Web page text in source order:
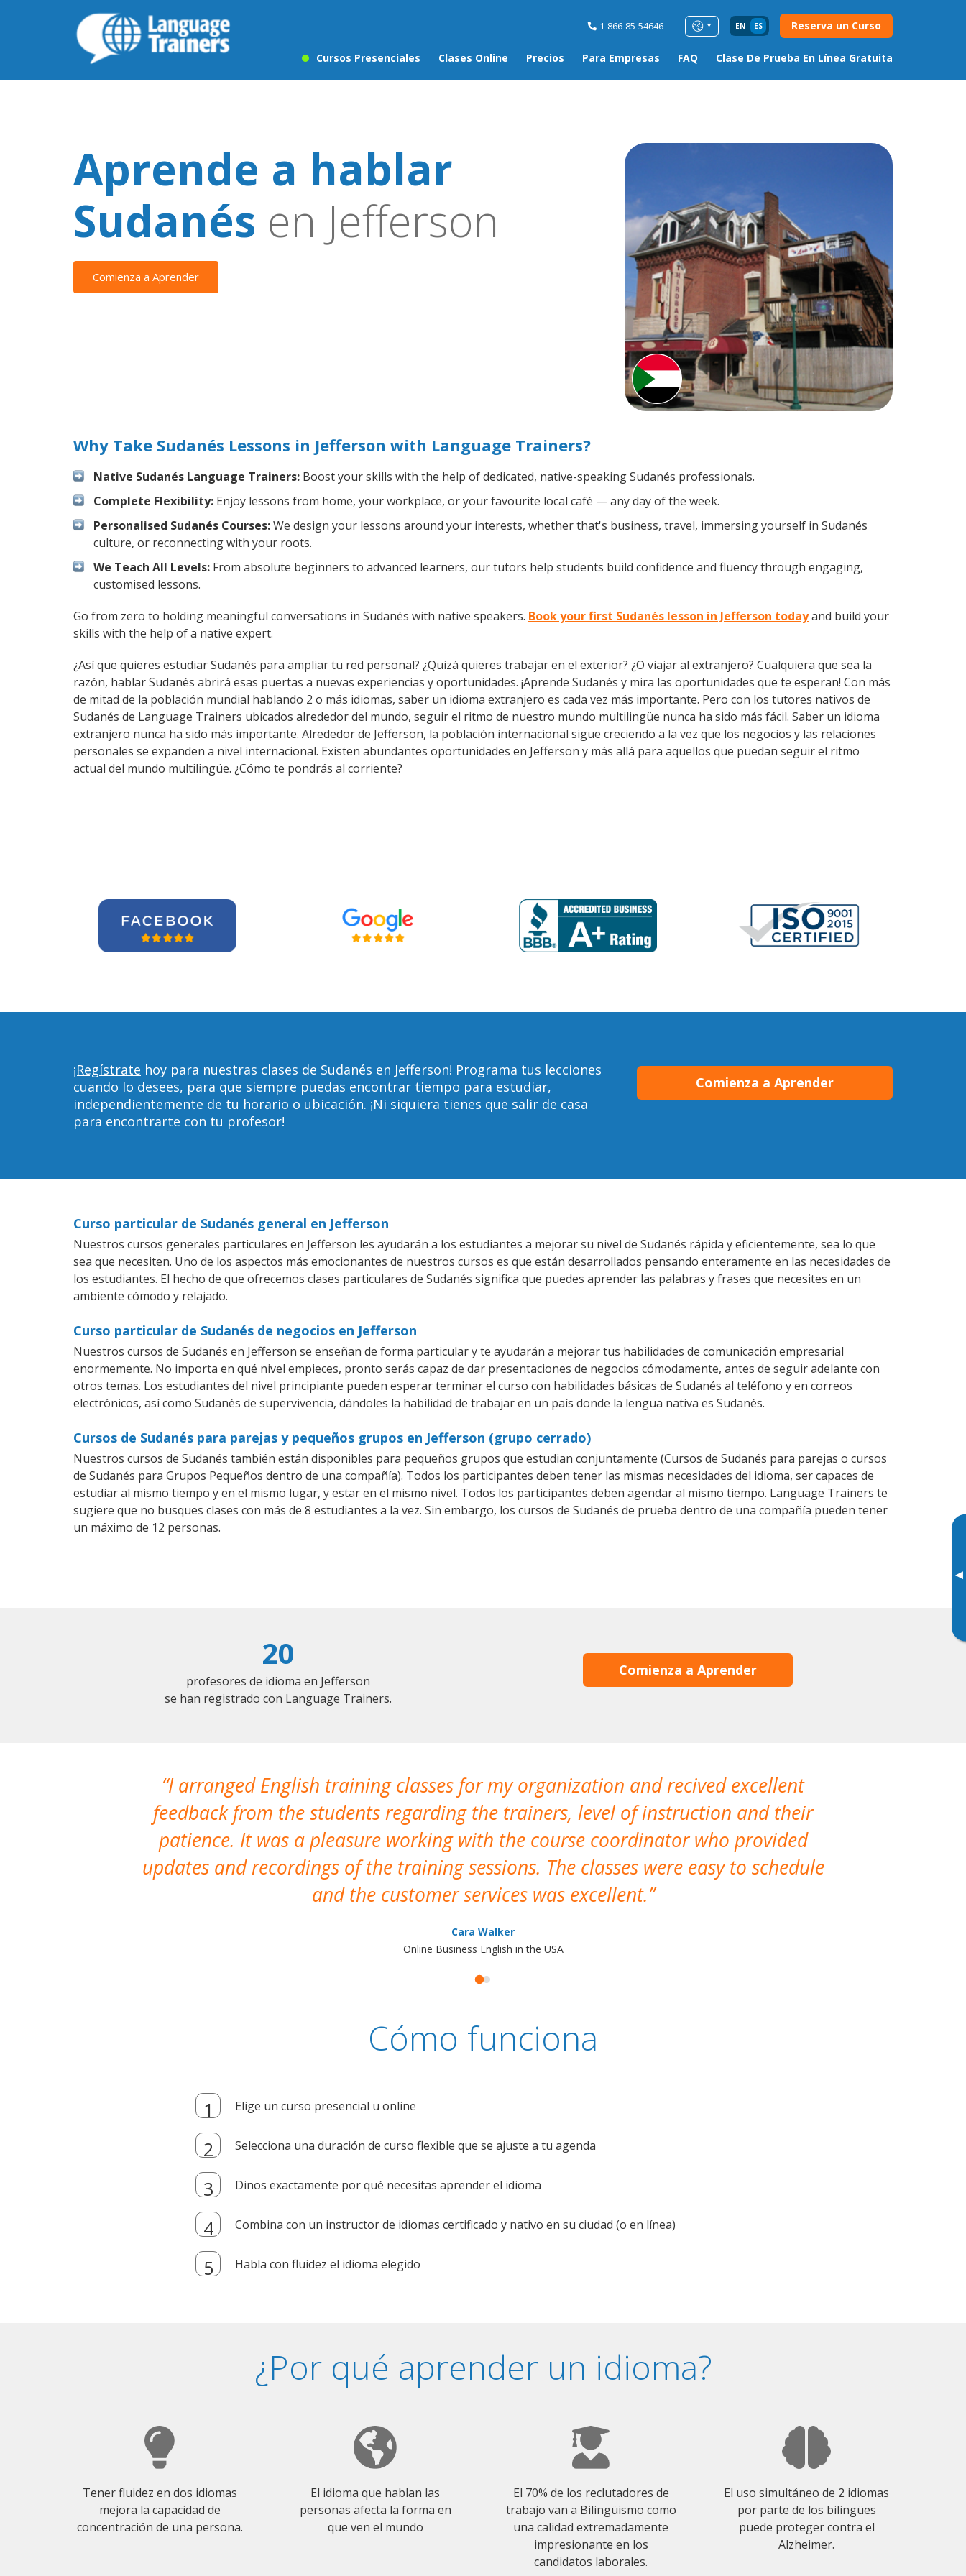
1-866-85-54646 EN ES Reserva un Curso
Cursos Presenciales Clases Online Precios Para Empresas FAQ Clase De Prueba En Línea Gratuita
▸
Aprende a hablar
Sudanés en Jefferson
Comienza a Aprender
Why Take Sudanés Lessons in Jefferson with Language Trainers?
Native Sudanés Language Trainers: Boost your skills with the help of dedicated, native-speaking Sudanés professionals.
Complete Flexibility: Enjoy lessons from home, your workplace, or your favourite local café — any day of the week.
Personalised Sudanés Courses:We design your lessons around your interests, whether that's business, travel, immersing yourself in Sudanés
culture, or reconnecting with your roots.
We Teach All Levels: From absolute beginners to advanced learners, our tutors help students build confidence and fluency through engaging,
customised lessons.
Go from zero to holding meaningful conversations in Sudanés with native speakers. Book your first Sudanés lesson in Jefferson todayand build your
skills with the help of a native expert.
¿Así que quieres estudiar Sudanés para ampliar tu red personal? ¿Quizá quieres trabajar en el exterior? ¿O viajar al extranjero? Cualquiera que sea la
razón, hablar Sudanés abrirá esas puertas a nuevas experiencias y oportunidades. ¡Aprende Sudanés y mira las oportunidades que te esperan! Con más
de mitad de la población mundial hablando 2 o más idiomas, saber un idioma extranjero es cada vez más importante. Pero con los tutores nativos de
Sudanés de Language Trainers ubicados alrededor del mundo, seguir el ritmo de nuestro mundo multilingüe nunca ha sido más fácil. Saber un idioma
extranjero nunca ha sido más importante. Alrededor de Jefferson, la población internacional sigue creciendo a la vez que los negocios y las relaciones
personales se expanden a nivel internacional. Existen abundantes oportunidades en Jefferson y más allá para aquellos que puedan seguir el ritmo
actual del mundo multilingüe. ¿Cómo te pondrás al corriente?
¡Regístrate hoy para nuestras clases de Sudanés en Jefferson! Programa tus lecciones
cuando lo desees, para que siempre puedas encontrar tiempo para estudiar,
independientemente de tu horario o ubicación. ¡Ni siquiera tienes que salir de casa
para encontrarte con tu profesor!
Comienza a Aprender
Curso particular de Sudanés general en Jefferson
Nuestros cursos generales particulares en Jefferson les ayudarán a los estudiantes a mejorar su nivel de Sudanés rápida y eficientemente, sea lo que
sea que necesiten. Uno de los aspectos más emocionantes de nuestros cursos es que están desarrollados pensando enteramente en las necesidades de
los estudiantes. El hecho de que ofrecemos clases particulares de Sudanés significa que puedes aprender las palabras y frases que necesites en un
ambiente cómodo y relajado.
Curso particular de Sudanés de negocios en Jefferson
Nuestros cursos de Sudanés en Jefferson se enseñan de forma particular y te ayudarán a mejorar tus habilidades de comunicación empresarial
enormemente. No importa en qué nivel empieces, pronto serás capaz de dar presentaciones de negocios cómodamente, antes de seguir adelante con
otros temas. Los estudiantes del nivel principiante pueden esperar terminar el curso con habilidades básicas de Sudanés al teléfono y en correos
electrónicos, así como Sudanés de supervivencia, dándoles la habilidad de trabajar en un país donde la lengua nativa es Sudanés.
Cursos de Sudanés para parejas y pequeños grupos en Jefferson (grupo cerrado)
Nuestros cursos de Sudanés también están disponibles para pequeños grupos que estudian conjuntamente (Cursos de Sudanés para parejas o cursos
de Sudanés para Grupos Pequeños dentro de una compañía). Todos los participantes deben tener las mismas necesidades del idioma, ser capaces de
estudiar al mismo tiempo y en el mismo lugar, y estar en el mismo nivel. Todos los participantes deben agendar al mismo tiempo. Language Trainers te
sugiere que no busques clases con más de 8 estudiantes a la vez. Sin embargo, los cursos de Sudanés de prueba dentro de una compañía pueden tener
un máximo de 12 personas.
20
profesores de idioma en Jefferson
se han registrado con Language Trainers.
Comienza a Aprender
I arranged English training classes for my organization and recived excellent
feedback from the students regarding the trainers, level of instruction and their
patience. It was a pleasure working with the course coordinator who provided
updates and recordings of the training sessions. The classes were easy to schedule
and the customer services was excellent.
Cara Walker
Online Business English in the USA
Cómo funciona
Elige un curso presencial u online
Selecciona una duración de curso flexible que se ajuste a tu agenda
Dinos exactamente por qué necesitas aprender el idioma
Combina con un instructor de idiomas certificado y nativo en su ciudad (o en línea)
Habla con fluidez el idioma elegido
¿Por qué aprender un idioma?
Tener fluidez en dos idiomas
mejora la capacidad de
concentración de una persona.
El idioma que hablan las
personas afecta la forma en
que ven el mundo
El 70% de los reclutadores de
trabajo van a Bilingüismo como
una calidad extremadamente
impresionante en los
candidatos laborales.
El uso simultáneo de 2 idiomas
por parte de los bilingües
puede proteger contra el
Alzheimer.